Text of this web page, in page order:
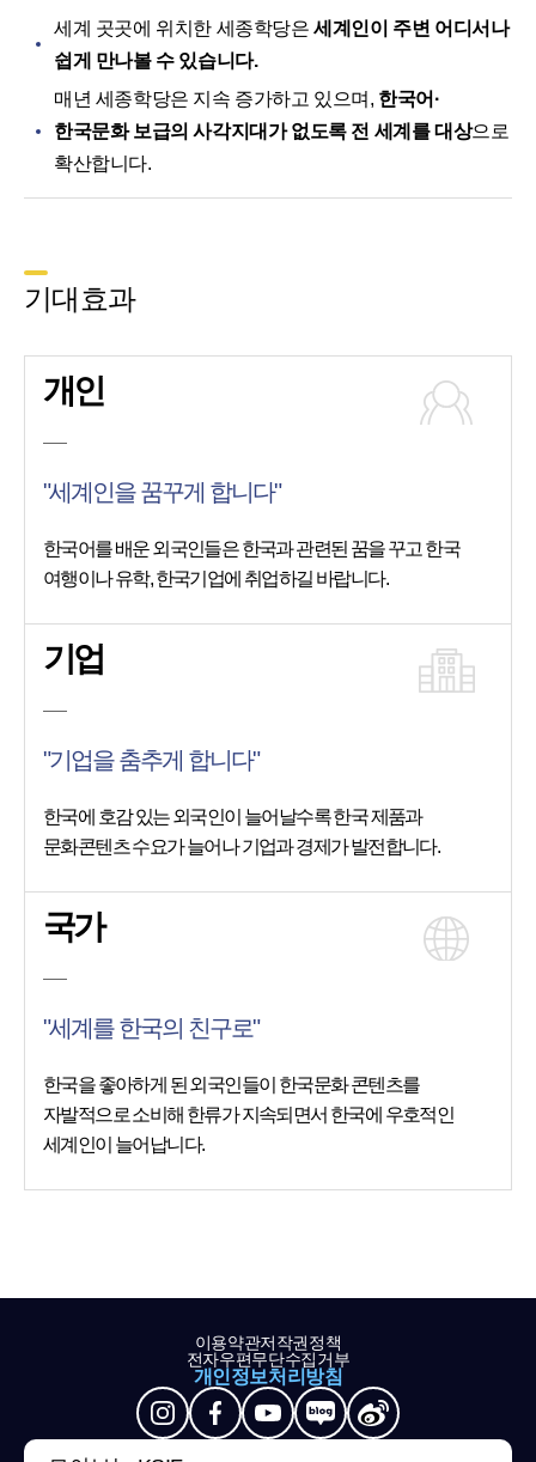
세계 곳곳에 위치한 세종학당은세계인이 주변 어디서나
쉽게 만나볼 수 있습니다.
매년 세종학당은 지속 증가하고 있으며, 한국어·
한국문화 보급의 사각지대가 없도록 전 세계를 대상으로
확산합니다.
기대효과
개인
"세계인을 꿈꾸게 합니다"
한국어를 배운 외국인들은 한국과 관련된 꿈을 꾸고 한국
여행이나 유학, 한국기업에 취업하길 바랍니다.
기업
"기업을 춤추게 합니다"
한국에 호감 있는 외국인이 늘어날수록 한국 제품과
문화콘텐츠 수요가 늘어나 기업과 경제가 발전합니다.
국가
"세계를 한국의 친구로"
한국을 좋아하게 된 외국인들이 한국문화 콘텐츠를
자발적으로 소비해 한류가 지속되면서 한국에 우호적인
세계인이 늘어납니다.
이용약관저작권정책
전자우편무단수집거부
개인정보처리방침